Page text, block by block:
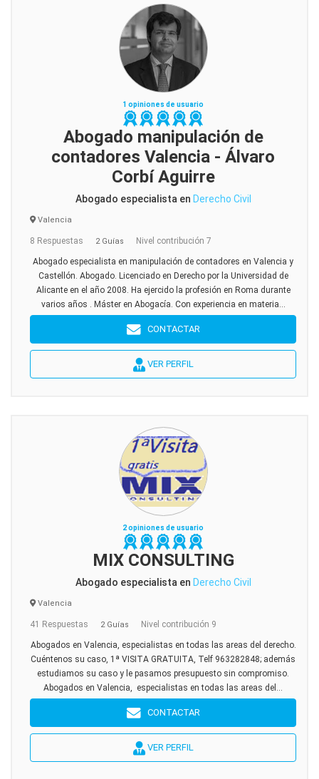
1 opiniones de usuario
Abogado manipulación de
contadores Valencia - Álvaro
Corbí Aguirre
Abogado especialista en Derecho Civil
Valencia
8 Respuestas 2 Guías Nivel contribución 7
Abogado especialista en manipulación de contadores en Valencia y
Castellón. Abogado. Licenciado en Derecho por la Universidad de
Alicante en el año 2008. Ha ejercido la profesión en Roma durante
varios años . Máster en Abogacía. Con experiencia en materia...
CONTACTAR
VER PERFIL
2 opiniones de usuario
MIX CONSULTING
Abogado especialista en Derecho Civil
Valencia
41 Respuestas 2 Guías Nivel contribución 9
Abogados en Valencia, especialistas en todas las areas del derecho.
Cuéntenos su caso, 1ª VISITA GRATUITA, Telf 963282848; además
estudiamos su caso y le pasamos presupuesto sin compromiso.
Abogados en Valencia, especialistas en todas las areas del...
CONTACTAR
VER PERFIL